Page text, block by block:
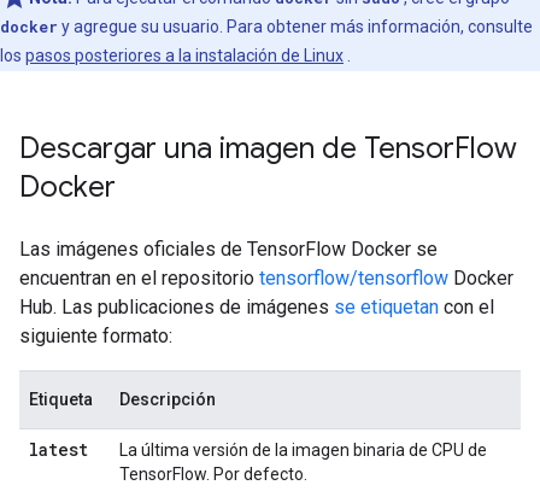
docker y agregue su usuario. Para obtener más información, consulte
los pasos posteriores a la instalación de Linux
Descargar una imagen de TensorFlow
Docker
Las imágenes oficiales de TensorFlow Docker se
encuentran en el repositorio tensorflow/tensorflow Docker
Hub. Las publicaciones de imágenes se etiquetan con el
siguiente formato:
Etiqueta Descripción
latest
La última versión de la imagen binaria de CPU de
TensorFlow. Por defecto.